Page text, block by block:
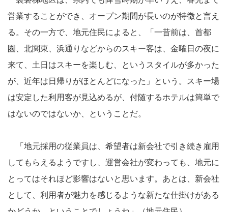
営業することができ、オープン期間が長いのが特徴と言え
る。その一方で、地元住民によると、「一昔前は、首都
圏、北関東、浜通りなどからのスキー客は、金曜日の夜に
来て、土日はスキーを楽しむ、というスタイルが多かった
が、近年は日帰りがほとんどになった」という。スキー場
は安定した利用客が見込めるが、付随するホテルは簡単で
はないのではないか、ということだ。
「地元採用の従業員は、希望者は新会社で引き続き雇用
してもらえるようですし、運営会社が変わっても、地元に
とってはそれほど影響はないと思います。あとは、新会社
として、利用者が魅力を感じるような新たな仕掛けがある